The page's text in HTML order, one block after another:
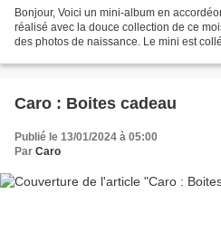
Bonjour, Voici un mini-album en
réalisé avec la douce collection de ce
des photos de naissance. Le mini est
Caro : Boites cadeau
Publié le 13/01/2024 à 05:00
Par Caro